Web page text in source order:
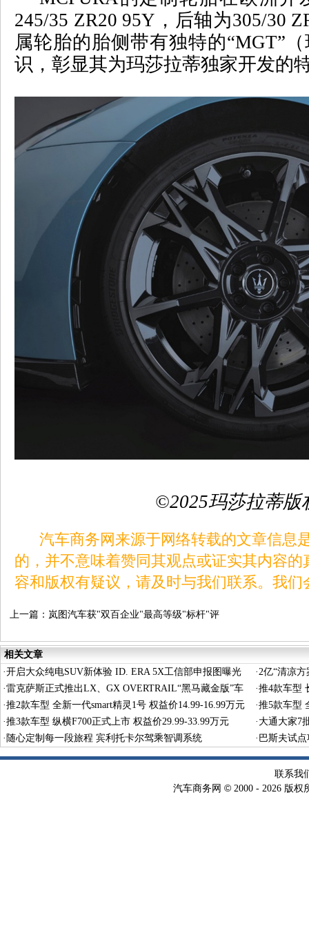
245/35 ZR20 95Y ，后轴为305/30
属轮胎的胎侧带有独特的“MGT”
识，彰显其为玛莎拉蒂独家开发的
©2025玛莎拉蒂版
汽车商务网来源于网络转载的文章信息
的，并不意味着赞同其观点或证实其内容
容和版权有疑议，请及时与我们联系。我
上一篇： 岚图汽车获"双百企业"最高等级"标杆"评
相关文章
·开启大众纯电SUV新体验 ID. ERA 5X工信部申报图曝光 ·2亿“清凉
·雷克萨斯正式推出LX、GX OVERTRAIL“黑马藏金版”车
型
·推4款车型
·推2款车型 全新一代smart精灵1号 权益价14.99-16.99万元 ·推5款车型
·推3款车型 纵横F700正式上市 权益价29.99-33.99万元 · 大通大家7
· 随心定制每一段旅程 宾利托卡尔驾乘智调系统 · 巴斯夫试
术
联系我
汽车商务网 © 2000 - 2026 版权